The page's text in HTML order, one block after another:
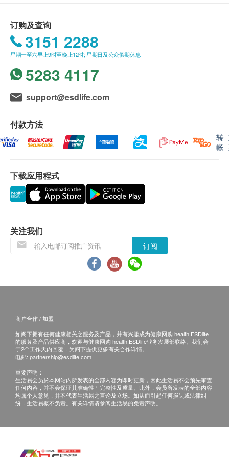
百分百真材实料
含天然草药成份
GMP认证
成份
甘草、乳糖、青柠粉、花旗参、石斛、麦芽糊精、金
罗汉果、 薄荷、薄荷脑(生产此产品的厂房亦处理含
有麸质的谷类、甲壳类动物、蛋类、鱼类、花生、大
豆、奶类、木本坚果及坚果制品。)
每盒4包每包3克
服用方法
常温水或冻水风味更佳!!
请存于阴凉干燥处。
费。
我们将于确定订单后2-4个工作天内安排发货。
不排除运送时间会因节日而有所影响。 当八号烈
风讯号悬挂或黑色暴雨警告生效时，送货服务时间
将会延迟。
所有订单须视乎相关货品的供应情况再作最后确
认。 倘若健康网购health.ESDlife未能提供任何订
单上的货品，健康网购health.ESDlife有权拒绝接
受该订单，并且会于送货前透过电话或电邮通知顾
客再作安排。
保用条款 ：
货品质量保证，于顾客收到产品当日起计，使用
期应最少有12个月或以上。(1包装滴鸡精属短期货
退换条款 ：
当顾客收取已订购之货品时，有责任检查货品是否
有损毁情况，一经确认签收，恕不接受退换。
正本，并于送货后3个工作天内按下列方式联络健
康网购health.ESDlife客户服务部跟进。
订购及查询
3151 2288
星期一至六早上9时至晚上12时; 星期日及公众假期休息
5283 4117
support@esdlife.com
付款方法
转
帐
下载应用程式
关注我们
订阅
商户合作 / 加盟
如阁下拥有任何健康相关之服务及产品，并有兴趣成为健康网购 health.ESDlife
的服务及产品供应商，欢迎与健康网购 health.ESDlife业务发展部联络。我们会
于2个工作天内回覆，为阁下提供更多有关合作详情。
电邮: partnership@esdlife.com
重要声明：
生活易会员於本网站内所发表的全部内容为即时更新，因此生活易不会预先审查
任何内容，并不会保证其准确性丶完整性及质量。此外，会员所发表的全部内容
均属个人意见，并不代表生活易之言论及立场。如从而引起任何损失或法律纠
纷，生活易概不负责。有关详情请参阅生活易的免责声明。